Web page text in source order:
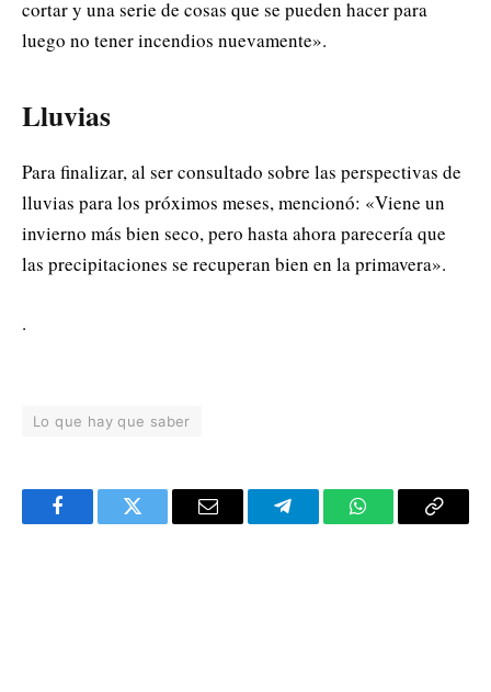
cortar y una serie de cosas que se pueden hacer para
luego no tener incendios nuevamente».
Lluvias
Para finalizar, al ser consultado sobre las perspectivas de
lluvias para los próximos meses, mencionó: «Viene un
invierno más bien seco, pero hasta ahora parecería que
las precipitaciones se recuperan bien en la primavera».
.
Lo que hay que saber
FacebookTwitter Email TelegramWhatsAppCopy